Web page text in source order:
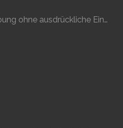
Rechtssichere Email-Werbung ohne ausdrückliche Einwilligung